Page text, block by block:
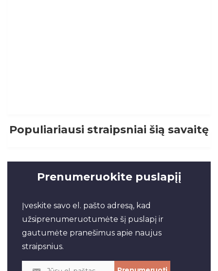
Populiariausi straipsniai šią savaitę
Prenumeruokite puslapįį
Įveskite savo el. pašto adresą, kad
užsiprenumeruotumėte šį puslapį ir
gautumėte pranešimus apie naujus
straipsnius.